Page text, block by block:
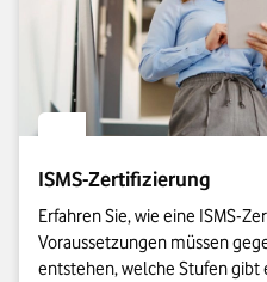
ISMS-Zertifizierung
Erfahren Sie, wie eine ISMS-
Voraussetzungen müssen
entstehen, welche Stufen gibt